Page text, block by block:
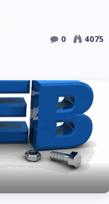
0 4075